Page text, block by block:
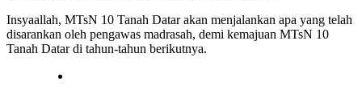
Insyaallah, MTsN 10 Tanah Datar akan menjalankan apa yang telah
disarankan oleh pengawas madrasah, demi kemajuan MTsN 10
Tanah Datar di tahun-tahun berikutnya.